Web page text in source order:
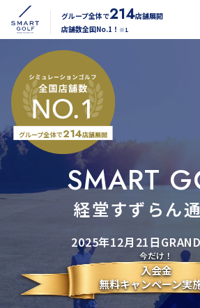
グループ全体で214店舗展開
店舗数全国No.1！ ※1
グループ全体で214店舗展開
SMART
経堂すずらん
2025年12月21日
今だけ！
入会金
無料キャンペーン実